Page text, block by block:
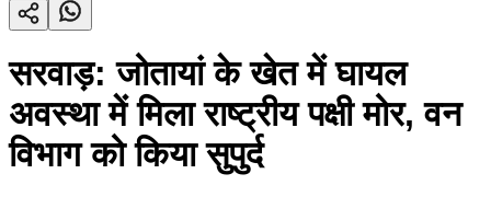
सरवाड़: जोतायां के खेत में घायल
अवस्था में मिला राष्ट्रीय पक्षी मोर, वन
विभाग को किया सुपुर्द